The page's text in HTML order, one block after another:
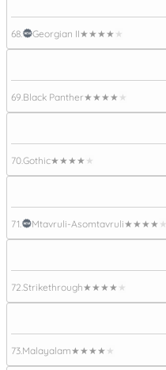
68. Georgian II★★★★★
69. Black Panther★★★★★
70.Gothic★★★★★
71. Mtavruli-Asomtavruli★★★★★
72. Strikethrough★★★★★
73. Malayalam★★★★★